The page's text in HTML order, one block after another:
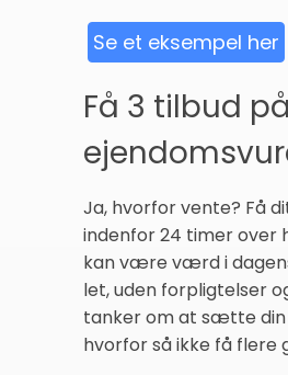
Se et eksempel her
Få 3 tilbud på
Ja, hvorfor vente? Få
indenfor 24 timer over
kan være værd i
let, uden forpligtelser
tanker om at sætte din
hvorfor så ikke få flere